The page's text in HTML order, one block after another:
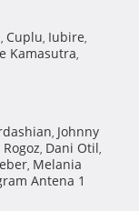
, Cuplu, Iubire,
Kamasutra,
, Johnny
, Dani Otil,
, Melania
Antena 1